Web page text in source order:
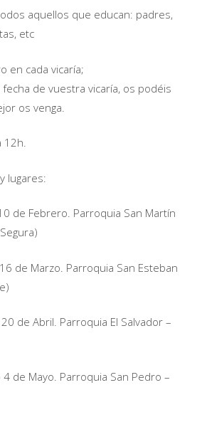
aquellos que educan: padres,
etc
en cada vicaría;
de vuestra vicaría, os podéis
os venga.
12h.
lugares:
de Febrero. Parroquia San Martín
de Marzo. Parroquia San Esteban
de Abril. Parroquia El Salvador –
4 de Mayo. Parroquia San Pedro –